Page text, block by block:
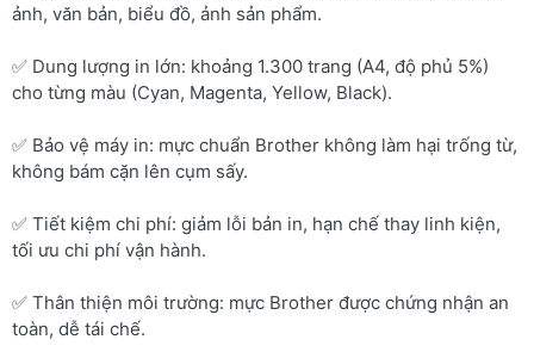
ảnh, văn bản, biểu đồ, ảnh sản phẩm.
✅ Dung lượng in lớn: khoảng 1.300 trang (A4, độ phủ 5%)
cho từng màu (Cyan, Magenta, Yellow, Black).
✅ Bảo vệ máy in: mực chuẩn Brother không làm hại trống từ,
không bám cặn lên cụm sấy.
✅ Tiết kiệm chi phí: giảm lỗi bản in, hạn chế thay linh kiện,
tối ưu chi phí vận hành.
✅ Thân thiện môi trường: mực Brother được chứng nhận an
toàn, dễ tái chế.